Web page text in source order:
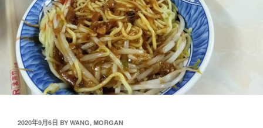
2020年9月6日 BY WANG, MORGAN